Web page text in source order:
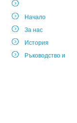
Начало
За нас
История
Ръководство и